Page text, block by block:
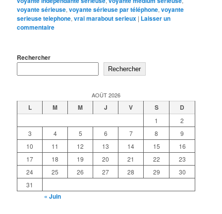
voyante sérieuse,voyante sérieuse par téléphone,voyante
serieuse telephone,vrai marabout serieux | Laisser un
commentaire
Rechercher
Rechercher
AOÛT 2026
L M M J V S D
1
2
3
4 5 6 7 8
9
10
11 12 13 14 15
16
17
18 19 20 21 22
23
24
25 26 27 28 29
30
31
« Juin